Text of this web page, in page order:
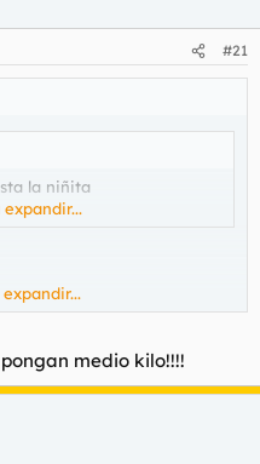
#21
la niñita
no has comprendido?
medio kilo!!!!